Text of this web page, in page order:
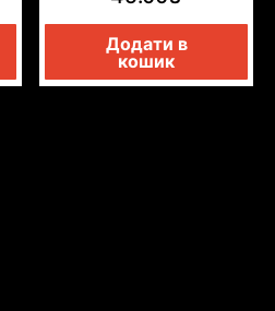
Додати в
кошик